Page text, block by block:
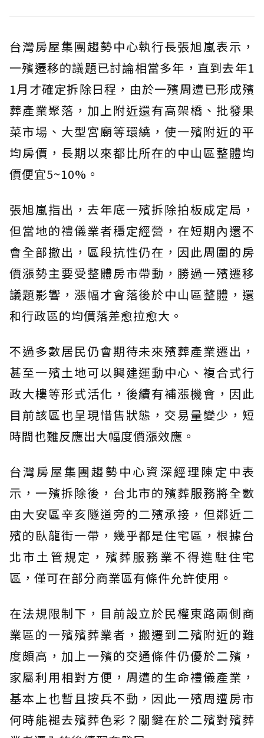
台灣房屋集團趨勢中心執行長張旭嵐表示，
一殯遷移的議題已討論相當多年，直到去年1
1月才確定拆除日程，由於一殯周遭已形成殯
葬產業聚落，加上附近還有高架橋、批發果
菜市場、大型宮廟等環繞，使一殯附近的平
均房價，長期以來都比所在的中山區整體均
價便宜5~10%。
張旭嵐指出，去年底一殯拆除拍板成定局，
但當地的禮儀業者穩定經營，在短期內還不
會全部撤出，區段抗性仍在，因此周圍的房
價漲勢主要受整體房市帶動，勝過一殯遷移
議題影響，漲幅才會落後於中山區整體，還
和行政區的均價落差愈拉愈大。
不過多數居民仍會期待未來殯葬產業遷出，
甚至一殯土地可以興建運動中心、複合式行
政大樓等形式活化，後續有補漲機會，因此
目前該區也呈現惜售狀態，交易量變少，短
時間也難反應出大幅度價漲效應。
台灣房屋集團趨勢中心資深經理陳定中表
示，一殯拆除後，台北市的殯葬服務將全數
由大安區辛亥隧道旁的二殯承接，但鄰近二
殯的臥龍街一帶，幾乎都是住宅區，根據台
北市土管規定，殯葬服務業不得進駐住宅
區，僅可在部分商業區有條件允許使用。
在法規限制下，目前設立於民權東路兩側商
業區的一殯殯葬業者，搬遷到二殯附近的難
度頗高，加上一殯的交通條件仍優於二殯，
家屬利用相對方便，周遭的生命禮儀產業，
基本上也暫且按兵不動，因此一殯周遭房市
何時能褪去殯葬色彩？關鍵在於二殯對殯葬